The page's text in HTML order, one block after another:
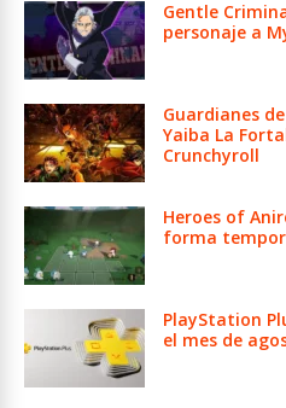
Gentle
personaje a
Guardianes
Yaiba La
Crunchyroll
Heroes of
forma
PlayStation
el mes de